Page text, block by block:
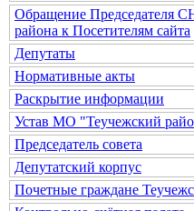
Обращение Председателя
района к Посетителям сайта
Депутаты
Нормативные акты
Раскрытие информации
Устав МО "Теучежский
Председатель совета
Депутатский корпус
Почетные граждане